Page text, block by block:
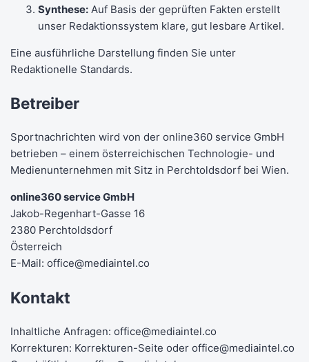
Synthese: Auf Basis der geprüften Fakten erstellt
unser Redaktionssystem klare, gut lesbare Artikel.
Eine ausführliche Darstellung finden Sie unter
Redaktionelle Standards.
Betreiber
Sportnachrichten wird von der online360 service GmbH
betrieben – einem österreichischen Technologie- und
Medienunternehmen mit Sitz in Perchtoldsdorf bei Wien.
online360 service GmbH
Jakob-Regenhart-Gasse 16
2380 Perchtoldsdorf
Österreich
E-Mail: office@mediaintel.co
Kontakt
Inhaltliche Anfragen: office@mediaintel.co
Korrekturen: Korrekturen-Seite oder office@mediaintel.co